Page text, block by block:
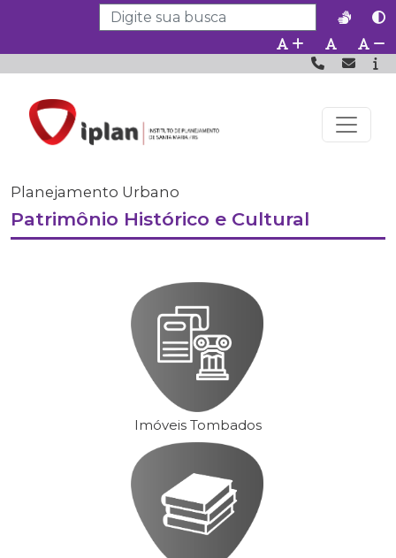
Planejamento Urbano
Patrimônio Histórico e Cultural
Imóveis Tombados